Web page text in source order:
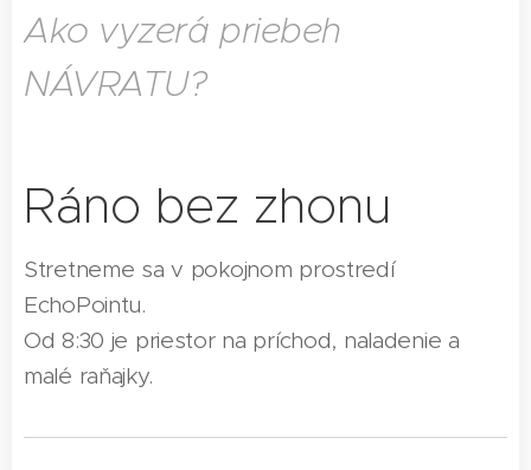
Ako vyzerá priebeh
NÁVRATU?
Ráno bez zhonu
Stretneme sa v pokojnom prostredí
EchoPointu.
Od 8:30 je priestor na príchod, naladenie a
malé raňajky.